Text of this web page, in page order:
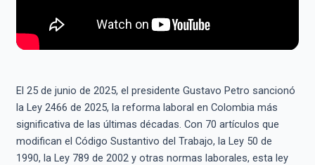
El 25 de junio de 2025, el presidente Gustavo Petro sancionó
la Ley 2466 de 2025, la reforma laboral en Colombia más
significativa de las últimas décadas. Con 70 artículos que
modifican el Código Sustantivo del Trabajo, la Ley 50 de
1990, la Ley 789 de 2002 y otras normas laborales, esta ley